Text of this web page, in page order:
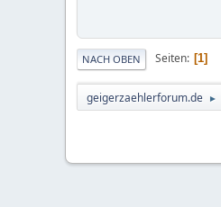
NACH OBEN Seiten 1
geigerzaehlerforum.de ►